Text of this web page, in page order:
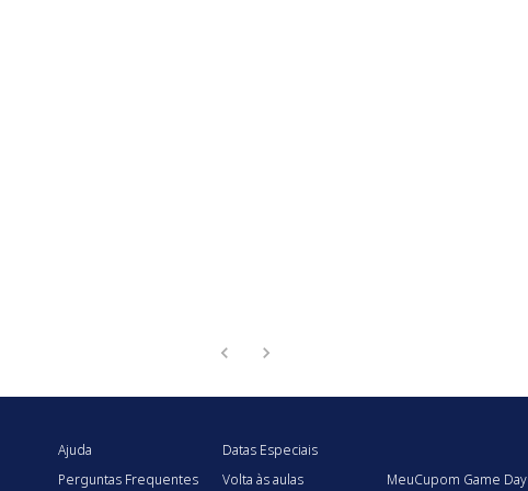
Ajuda
Perguntas Frequentes
Datas Especiais
Volta às aulas
MeuCupom Game Day